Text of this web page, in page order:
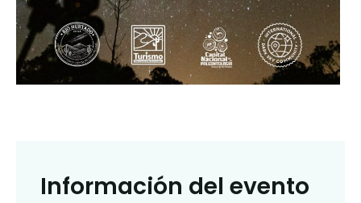
Información del evento